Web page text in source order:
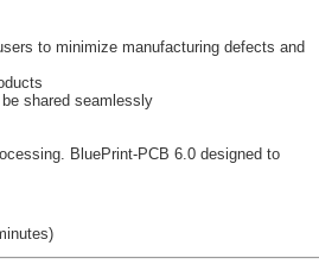
to minimize manufacturing defects and
shared seamlessly
BluePrint-PCB 6.0 designed to